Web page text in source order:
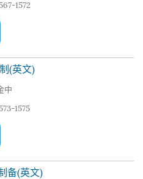
1572
(英文)
中
1575
备(英文)